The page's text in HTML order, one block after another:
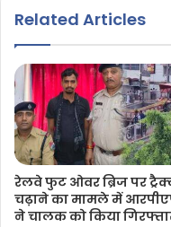
Related Articles
रेलवे फुट ओवर ब्रिज पर
चढ़ाने का मामले में
ने चालक को किया